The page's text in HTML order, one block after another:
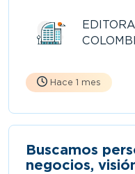
Hace 1 mes
Buscamos
negocios,